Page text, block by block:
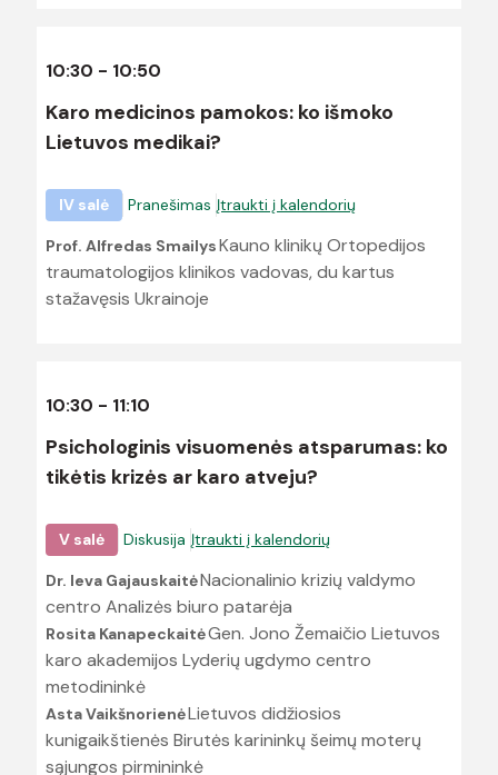
10:30 - 10:50
Karo medicinos pamokos: ko išmoko
Lietuvos medikai?
IV salė Pranešimas Įtraukti į kalendorių
Prof. Alfredas SmailysKauno klinikų Ortopedijos
traumatologijos klinikos vadovas, du kartus
stažavęsis Ukrainoje
10:30 - 11:10
Psichologinis visuomenės atsparumas: ko
tikėtis krizės ar karo atveju?
V salė Diskusija Įtraukti į kalendorių
Dr. Ieva GajauskaitėNacionalinio krizių valdymo
centro Analizės biuro patarėja
Rosita KanapeckaitėGen. Jono Žemaičio Lietuvos
karo akademijos Lyderių ugdymo centro
metodininkė
Asta VaikšnorienėLietuvos didžiosios
kunigaikštienės Birutės karininkų šeimų moterų
sąjungos pirmininkė